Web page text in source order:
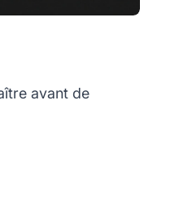
avant de